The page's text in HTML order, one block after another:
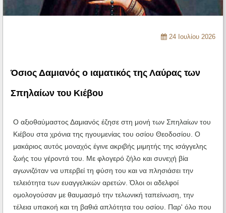
Ηχητικά
24 Ιουλίου 2026
Όσιος Δαμιανός ο ιαματικός της Λαύρας των
Σπηλαίων του Κιέβου
Ο αξιοθαύμαστος Δαμιανός έζησε στη μονή των Σπηλαίων του
Κιέβου στα χρόνια της ηγουμενίας του οσίου Θεοδοσίου. Ο
μακάριος αυτός μοναχός έγινε ακριβής μιμητής της ισάγγελης
ζωής του γέροντά του. Με φλογερό ζήλο και συνεχή βία
αγωνιζόταν να υπερβεί τη φύση του και να πλησιάσει την
τελειότητα των ευαγγελικών αρετών. Όλοι οι αδελφοί
ομολογούσαν με θαυμασμό την τελωνική ταπείνωση, την
τέλεια υπακοή και τη βαθιά απλότητα του οσίου. Παρ' όλο που